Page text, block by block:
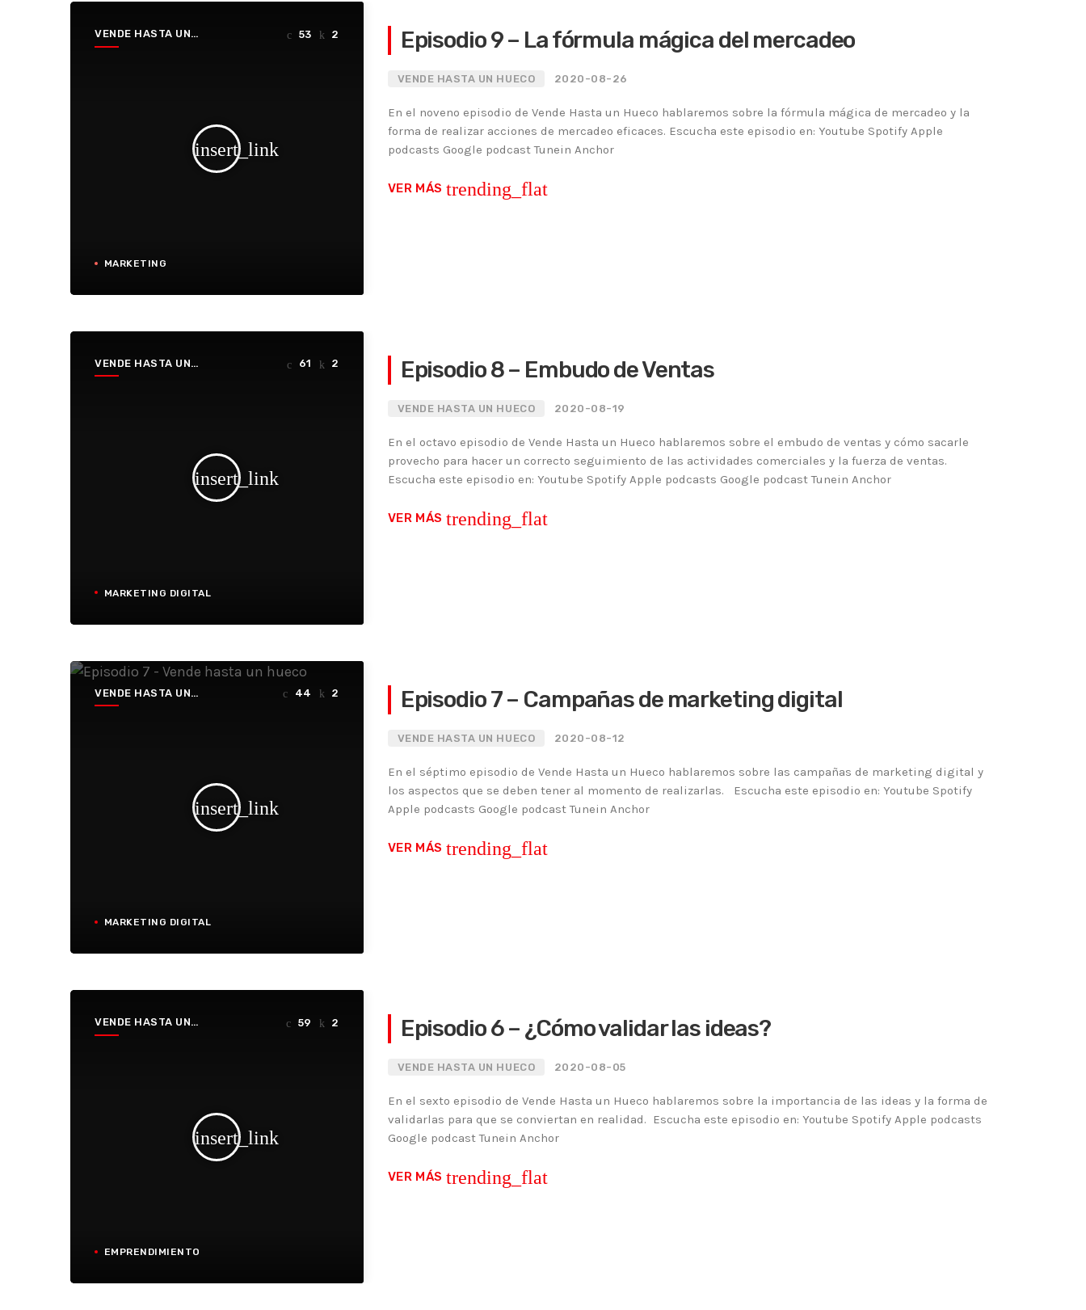
VENDE HASTA UN
HUECO
insert_link
53 2
MARKETING
Episodio 9 – La fórmula mágica del mercadeo
VENDE HASTA UN HUECO 2020-08-26
En el noveno episodio de Vende Hasta un Hueco hablaremos sobre la fórmula mágica de mercadeo y la
forma de realizar acciones de mercadeo eficaces. Escucha este episodio en: Youtube Spotify Apple
podcasts Google podcast Tunein Anchor
VER MÁS trending_flat
VENDE HASTA UN
HUECO
insert_link
61 2
MARKETING DIGITAL
Episodio 8 – Embudo de Ventas
VENDE HASTA UN HUECO 2020-08-19
En el octavo episodio de Vende Hasta un Hueco hablaremos sobre el embudo de ventas y cómo sacarle
provecho para hacer un correcto seguimiento de las actividades comerciales y la fuerza de ventas.
Escucha este episodio en: Youtube Spotify Apple podcasts Google podcast Tunein Anchor
VER MÁS trending_flat
VENDE HASTA UN
HUECO
insert_link
44 2
MARKETING DIGITAL
Episodio 7 – Campañas de marketing digital
VENDE HASTA UN HUECO 2020-08-12
En el séptimo episodio de Vende Hasta un Hueco hablaremos sobre las campañas de marketing digital y
los aspectos que se deben tener al momento de realizarlas. Escucha este episodio en: Youtube Spotify
Apple podcasts Google podcast Tunein Anchor
VER MÁS trending_flat
VENDE HASTA UN
HUECO
insert_link
59 2
EMPRENDIMIENTO
Episodio 6 – ¿Cómo validar las ideas?
VENDE HASTA UN HUECO 2020-08-05
En el sexto episodio de Vende Hasta un Hueco hablaremos sobre la importancia de las ideas y la forma de
validarlas para que se conviertan en realidad. Escucha este episodio en: Youtube Spotify Apple podcasts
Google podcast Tunein Anchor
VER MÁS trending_flat